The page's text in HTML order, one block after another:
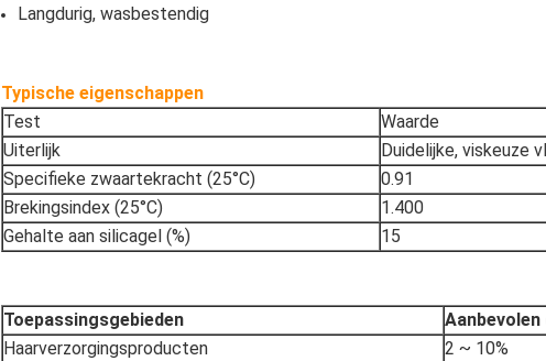
Langdurig, wasbestendig
Typische eigenschappen
Test
Waarde
Uiterlijk
Duidelijke, viskeuze
Specifieke zwaartekracht (25°C)
0.91
Brekingsindex (25°C)
1.400
Gehalte aan silicagel (%)
15
Toepassingsgebieden
Haarverzorgingsproducten
2 ~ 10%